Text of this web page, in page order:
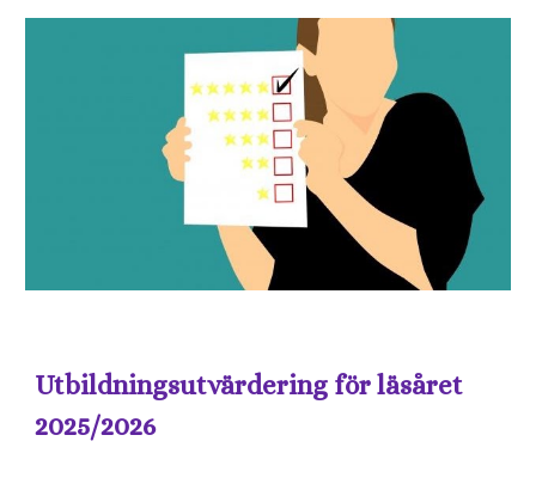
Utbildningsutvärdering för läsåret
2025/2026